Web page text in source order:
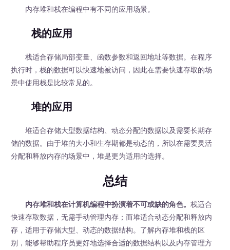
内存堆和栈在编程中有不同的应用场景。
栈的应用
栈适合存储局部变量、函数参数和返回地址等数据。在程序
执行时，栈的数据可以快速地被访问，因此在需要快速存取的场
景中使用栈是比较常见的。
堆的应用
堆适合存储大型数据结构、动态分配的数据以及需要长期存
储的数据。由于堆的大小和生存期都是动态的，所以在需要灵活
分配和释放内存的场景中，堆是更为适用的选择。
总结
内存堆和栈在计算机编程中扮演着不可或缺的角色。栈适合
快速存取数据，无需手动管理内存；而堆适合动态分配和释放内
存，适用于存储大型、动态的数据结构。了解内存堆和栈的区
别，能够帮助程序员更好地选择合适的数据结构以及内存管理方